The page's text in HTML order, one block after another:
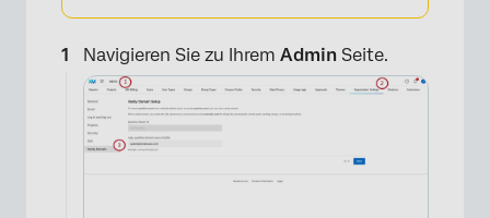
Navigieren Sie zu Ihrem Admin Seite.